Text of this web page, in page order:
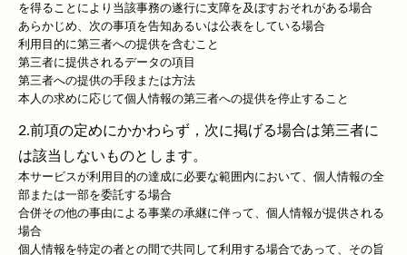
を得ることにより当該事務の遂行に支障を及ぼすおそれがある場合
あらかじめ、次の事項を告知あるいは公表をしている場合
利用目的に第三者への提供を含むこと
第三者に提供されるデータの項目
第三者への提供の手段または方法
本人の求めに応じて個人情報の第三者への提供を停止すること
2.前項の定めにかかわらず，次に掲げる場合は第三者に
は該当しないものとします。
本サービスが利用目的の達成に必要な範囲内において、個人情報の全
部または一部を委託する場合
合併その他の事由による事業の承継に伴って、個人情報が提供される
場合
個人情報を特定の者との間で共同して利用する場合であって、その旨